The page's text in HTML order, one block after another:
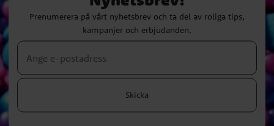
Prenumerera på vårt nyhetsbrev och ta del av roliga tips,
kampanjer och erbjudanden.
Skicka